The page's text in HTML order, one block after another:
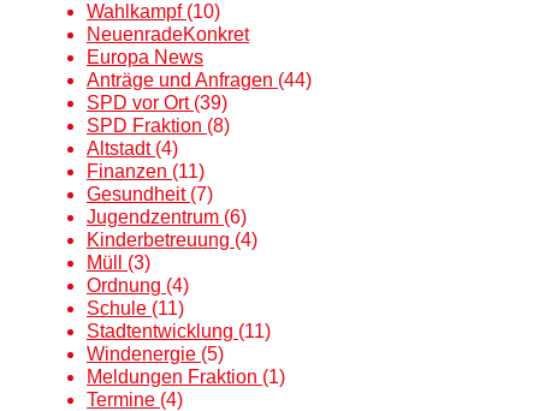
Wahlkampf (10)
NeuenradeKonkret
Europa News
Anträge und Anfragen (44)
SPD vor Ort (39)
SPD Fraktion (8)
Altstadt (4)
Finanzen (11)
Gesundheit (7)
Jugendzentrum (6)
Kinderbetreuung (4)
Müll (3)
Ordnung (4)
Schule (11)
Stadtentwicklung (11)
Windenergie (5)
Meldungen Fraktion (1)
Termine (4)